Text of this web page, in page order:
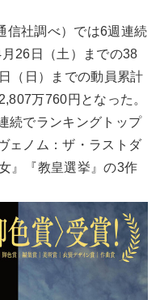
信社調べ）では6週連続
26日（土）までの38
（日）までの動員累計
万760円となった。
続でランキングトップ
ェノム：ザ・ラストダ
』『教皇選挙』の3作